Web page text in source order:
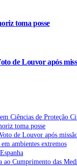
toma posse
de Louvor após
Ciências de Proteção
toma posse
de Louvor após
ambientes extremos
Cumprimento das